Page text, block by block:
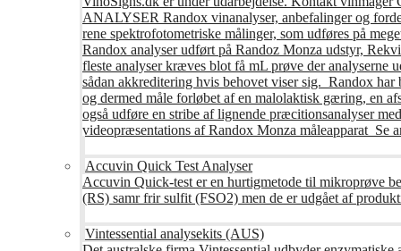
ANALYSER Randox vinanalyser, anbefalinger og
rene spektrofotometriske målinger, som udføres på
Randox analyser udført på Randoz Monza udstyr,
fleste analyser kræves blot få mL prøve der analyserne
sådan akkreditering hvis behovet viser sig. Randox
og dermed måle forløbet af en malolaktisk gæring, en
også udføre en stribe af lignende præcitionsanalyser
videopræsentations af Randox Monza måleapparat
Accuvin Quick Test Analyser
Accuvin Quick-test er en hurtigmetode til mikroprøve
(RS) samr frir sulfit (FSO2) men de er udgået af
Vintessential analysekits (AUS)